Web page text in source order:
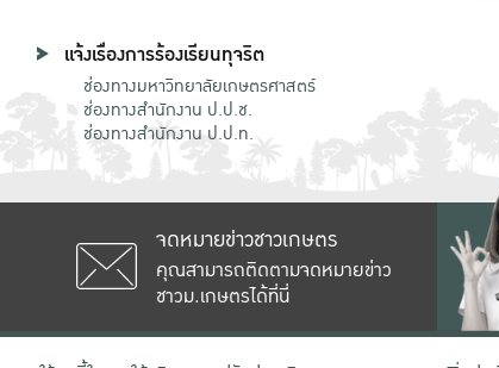
แจ้งเรื่องการร้องเรียนทุจริต
ช่องทางมหาวิทยาลัยเกษตรศาสตร์
ช่องทางสำนักงาน ป.ป.ช.
ช่องทางสำนักงาน ป.ป.ท.
จดหมายข่าวชาวเกษตร
คุณสามารถติดตามจดหมายข่าว
ชาวม.เกษตรได้ที่นี่